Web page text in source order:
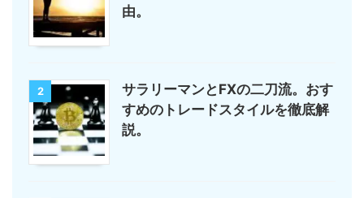
由。
2
サラリーマンとFXの二刀流。おす
すめのトレードスタイルを徹底解
説。